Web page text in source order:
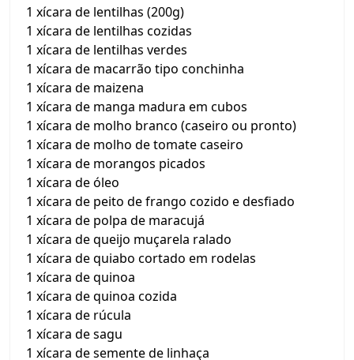
1 xícara de lentilhas (200g)
1 xícara de lentilhas cozidas
1 xícara de lentilhas verdes
1 xícara de macarrão tipo conchinha
1 xícara de maizena
1 xícara de manga madura em cubos
1 xícara de molho branco (caseiro ou pronto)
1 xícara de molho de tomate caseiro
1 xícara de morangos picados
1 xícara de óleo
1 xícara de peito de frango cozido e desfiado
1 xícara de polpa de maracujá
1 xícara de queijo muçarela ralado
1 xícara de quiabo cortado em rodelas
1 xícara de quinoa
1 xícara de quinoa cozida
1 xícara de rúcula
1 xícara de sagu
1 xícara de semente de linhaça